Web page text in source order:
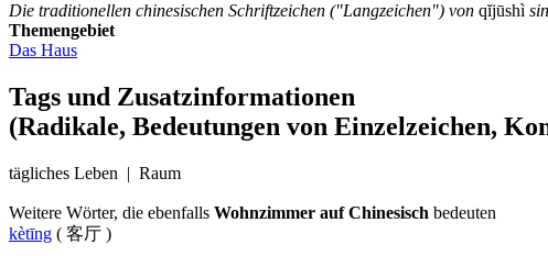
Die traditionellen chinesischen Schriftzeichen ("Langzeichen") von qĭjūshì
Themengebiet
Das Haus
Tags und Zusatzinformationen
(Radikale, Bedeutungen von Einzelzeichen,
tägliches Leben | Raum
Weitere Wörter, die ebenfalls Wohnzimmer auf Chinesisch bedeuten
kètīng ( 客厅 )